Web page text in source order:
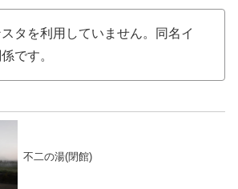
タを利用していません。同名イ
です。
不二の湯(閉館)